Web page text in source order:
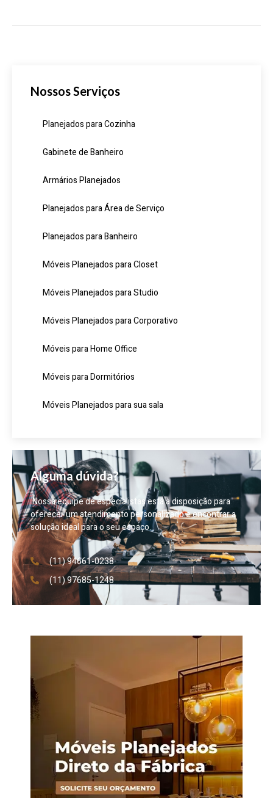
Nossos Serviços
Planejados para Cozinha
Gabinete de Banheiro
Armários Planejados
Planejados para Área de Serviço
Planejados para Banheiro
Móveis Planejados para Closet
Móveis Planejados para Studio
Móveis Planejados para Corporativo
Móveis para Home Office
Móveis para Dormitórios
Móveis Planejados para sua sala
Alguma dúvida?
Nossa equipe de especialistas está à disposição para
oferecer um atendimento personalizado e encontrar a
solução ideal para o seu espaço.
(11) 94661-0238
(11) 97685-1248